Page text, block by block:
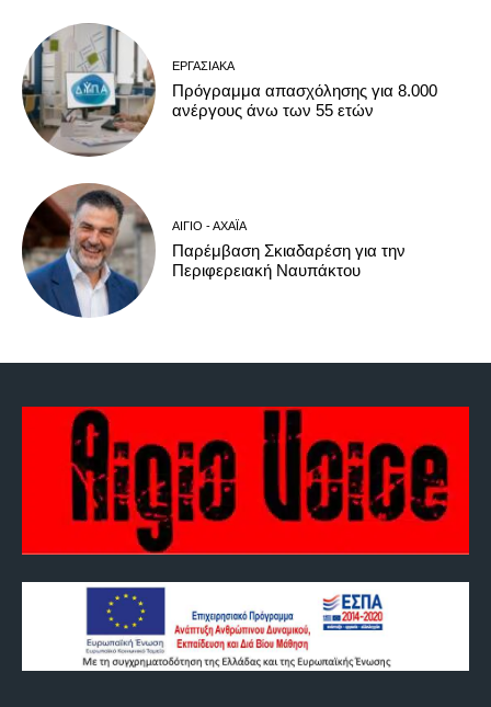
ΕΡΓΑΣΙΑΚΆ
Πρόγραμμα απασχόλησης για 8.000
ανέργους άνω των 55 ετών
ΑΊΓΙΟ - ΑΧΑΪ́Α
Παρέμβαση Σκιαδαρέση για την
Περιφερειακή Ναυπάκτου